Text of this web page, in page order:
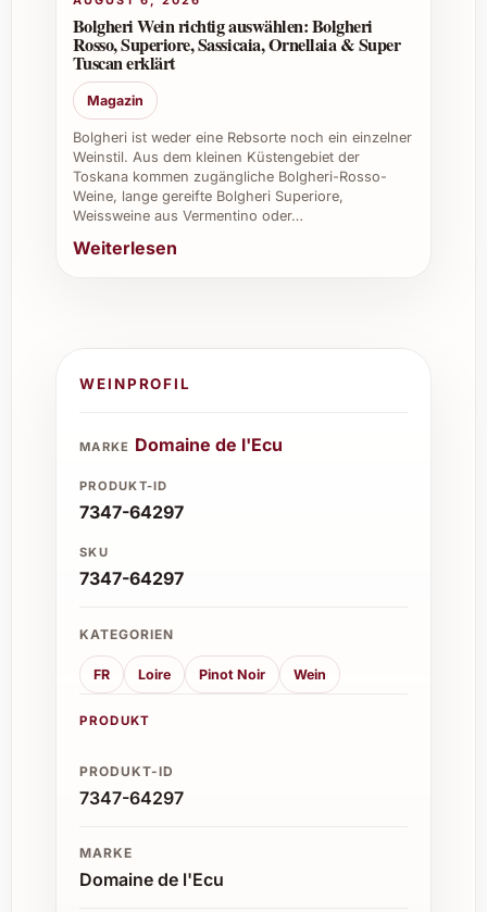
und bei Caterings veredelt er das kulinarische
Erlebnis und hinterlässt bleibenden Eindruck
bei Gästen. Firmen schätzen ihn als
exklusives Geschenk oder zur stilvollen
Bewirtung an Firmenevents und
Kundentreffen. Dank seiner Qualität und
Vielseitigkeit ist Domaine de l’Ecu Ange 2020
auch eine wertvolle Ergänzung für den
Bolgheri Wein richtig auswählen: Bolgheri
Rosso, Superiore, Sassicaia, Ornellaia & Super
Tuscan erklärt
Magazin
Bolgheri ist weder eine Rebsorte noch ein einzelner
Weinstil. Aus dem kleinen Küstengebiet der
Toskana kommen zugängliche Bolgheri-Rosso-
Weine, lange gereifte Bolgheri Superiore,
Weissweine aus Vermentino oder…
Weiterlesen
WEINPROFIL
MARKE Domaine de l'Ecu
PRODUKT-ID
7347-64297
SKU
7347-64297
KATEGORIEN
FR Loire Pinot Noir Wein
PRODUKT
PRODUKT-ID
7347-64297
MARKE
Domaine de l'Ecu